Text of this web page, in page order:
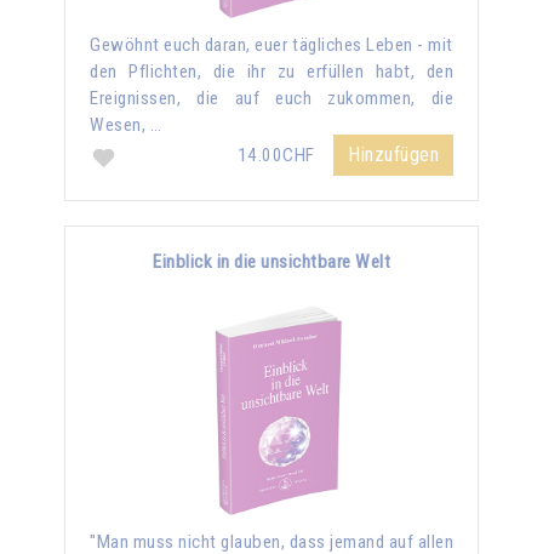
Gewöhnt euch daran, euer tägliches Leben - mit
den Pflichten, die ihr zu erfüllen habt, den
Ereignissen, die auf euch zukommen, die
Wesen, …
14.00CHF
Hinzufügen
Einblick in die unsichtbare Welt
"Man muss nicht glauben, dass jemand auf allen